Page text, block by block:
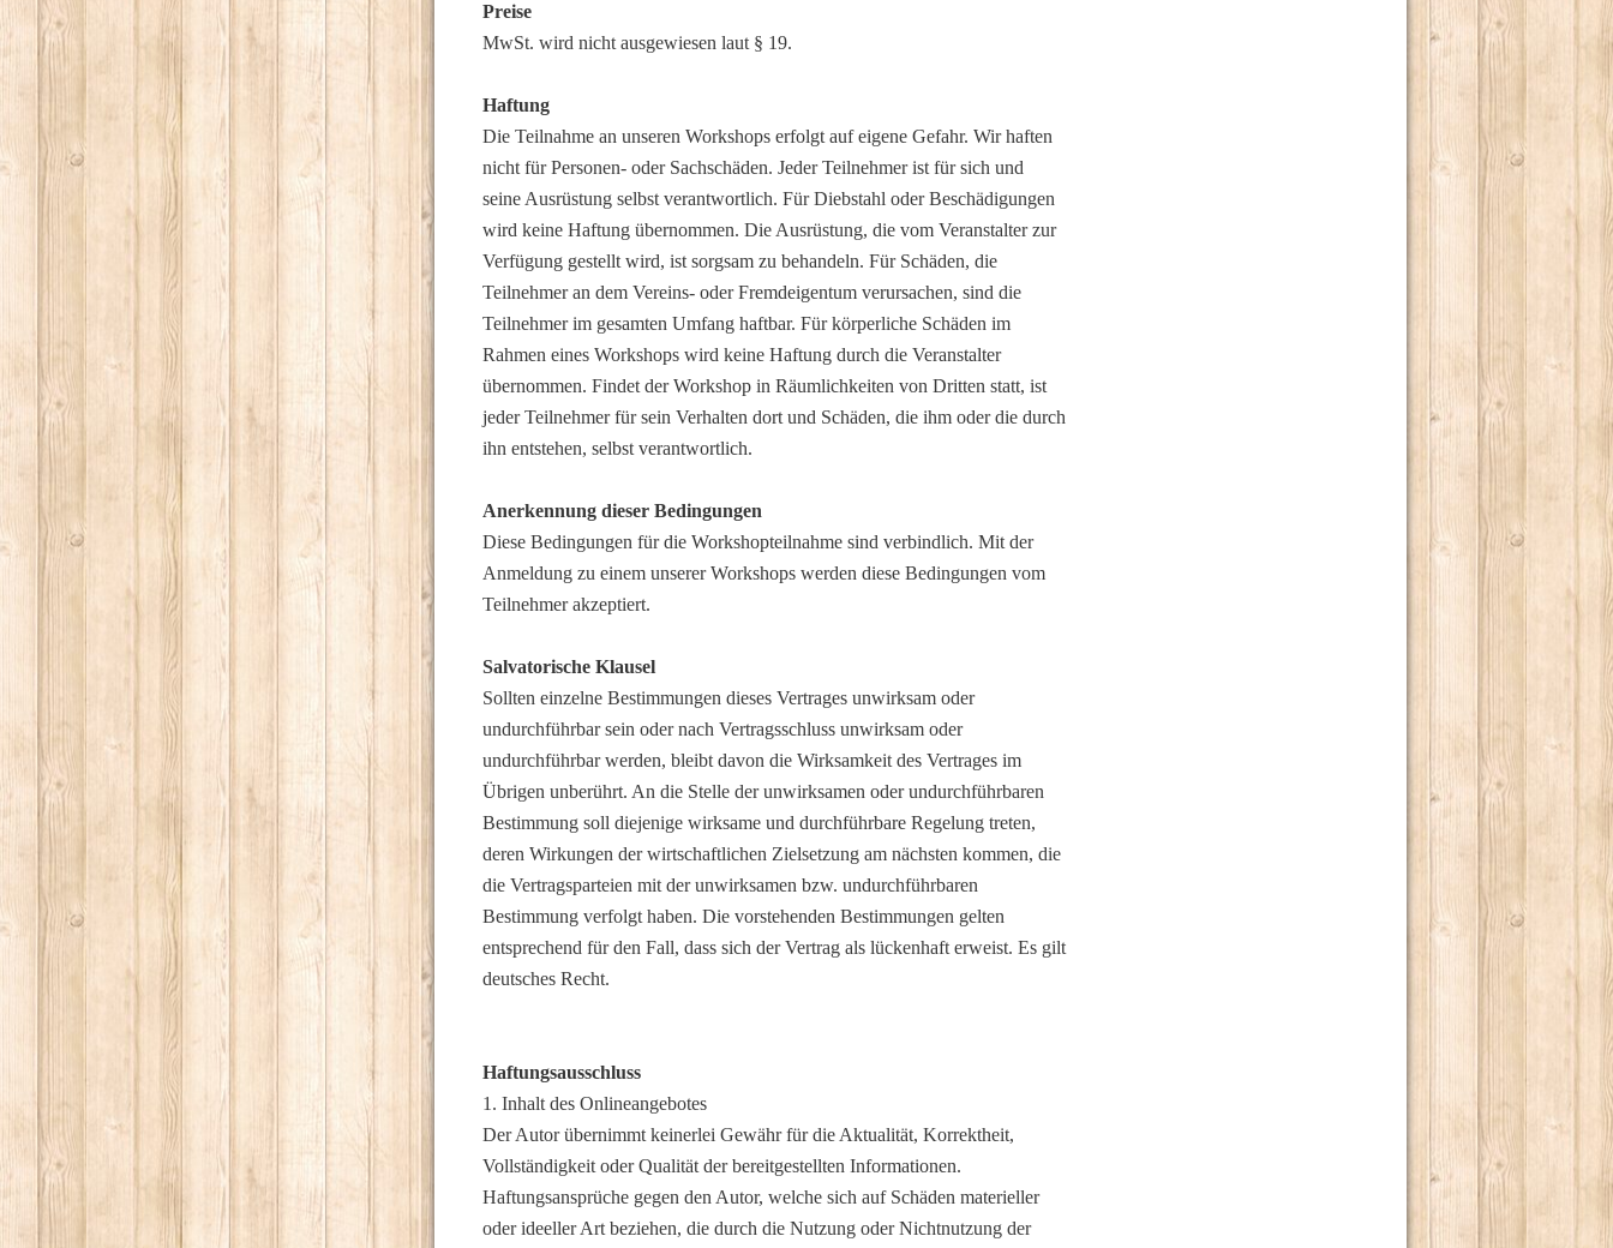
Preise
MwSt. wird nicht ausgewiesen laut § 19.
Haftung
Die Teilnahme an unseren Workshops erfolgt auf eigene Gefahr. Wir haften
nicht für Personen- oder Sachschäden. Jeder Teilnehmer ist für sich und
seine Ausrüstung selbst verantwortlich. Für Diebstahl oder Beschädigungen
wird keine Haftung übernommen. Die Ausrüstung, die vom Veranstalter zur
Verfügung gestellt wird, ist sorgsam zu behandeln. Für Schäden, die
Teilnehmer an dem Vereins- oder Fremdeigentum verursachen, sind die
Teilnehmer im gesamten Umfang haftbar. Für körperliche Schäden im
Rahmen eines Workshops wird keine Haftung durch die Veranstalter
übernommen. Findet der Workshop in Räumlichkeiten von Dritten statt, ist
jeder Teilnehmer für sein Verhalten dort und Schäden, die ihm oder die durch
ihn entstehen, selbst verantwortlich.
Anerkennung dieser Bedingungen
Diese Bedingungen für die Workshopteilnahme sind verbindlich. Mit der
Anmeldung zu einem unserer Workshops werden diese Bedingungen vom
Teilnehmer akzeptiert.
Salvatorische Klausel
Sollten einzelne Bestimmungen dieses Vertrages unwirksam oder
undurchführbar sein oder nach Vertragsschluss unwirksam oder
undurchführbar werden, bleibt davon die Wirksamkeit des Vertrages im
Übrigen unberührt. An die Stelle der unwirksamen oder undurchführbaren
Bestimmung soll diejenige wirksame und durchführbare Regelung treten,
deren Wirkungen der wirtschaftlichen Zielsetzung am nächsten kommen, die
die Vertragsparteien mit der unwirksamen bzw. undurchführbaren
Bestimmung verfolgt haben. Die vorstehenden Bestimmungen gelten
entsprechend für den Fall, dass sich der Vertrag als lückenhaft erweist. Es gilt
deutsches Recht.
Haftungsausschluss
1. Inhalt des Onlineangebotes
Der Autor übernimmt keinerlei Gewähr für die Aktualität, Korrektheit,
Vollständigkeit oder Qualität der bereitgestellten Informationen.
Haftungsansprüche gegen den Autor, welche sich auf Schäden materieller
oder ideeller Art beziehen, die durch die Nutzung oder Nichtnutzung der